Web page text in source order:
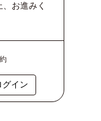
お進みく
イン